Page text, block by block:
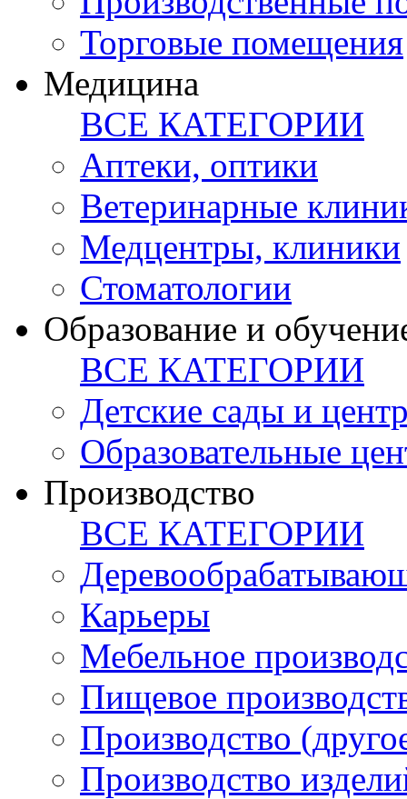
Торговые помещения
Медицина
ВСЕ КАТЕГОРИИ
Аптеки, оптики
Ветеринарные
Медцентры, клиники
Стоматологии
Образование и
ВСЕ КАТЕГОРИИ
Детские сады и
Образовательные
Производство
ВСЕ КАТЕГОРИИ
Карьеры
Мебельное
Пищевое
Производство
Производство